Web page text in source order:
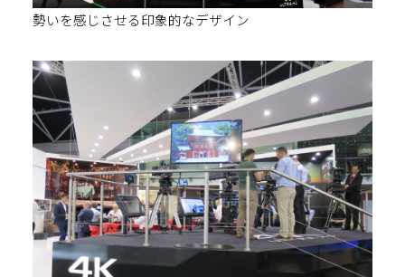
勢いを感じさせる印象的なデザイン